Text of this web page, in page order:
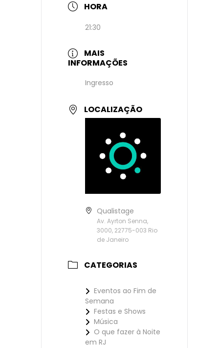
HORA
21:30
MAIS
INFORMAÇÕES
Ingresso
LOCALIZAÇÃO
Qualistage
Av. Ayrton Senna,
3000, 22775-003 Rio
de Janeiro
CATEGORIAS
Eventos ao Fim de
Semana
Festas e Shows
Música
O que fazer à Noite
em RJ